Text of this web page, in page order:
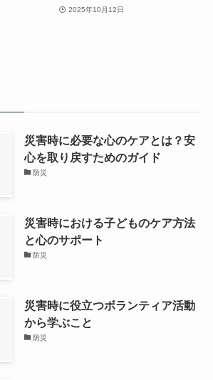
2025年10月12日
災害時に必要な心のケアとは？安
心を取り戻すためのガイド
防災
災害時における子どものケア方法
と心のサポート
防災
災害時に役立つボランティア活動
から学ぶこと
防災